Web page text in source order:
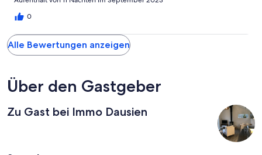
0
Alle Bewertungen anzeigen
Über den Gastgeber
Zu Gast bei Immo Dausien